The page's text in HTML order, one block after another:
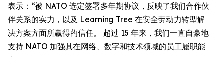
表示：“被 NATO 选定签署多年期协议，反映了我们合作伙
伴关系的实力，以及 Learning Tree 在安全劳动力转型解
决方案方面所赢得的信任。 超过 15 年来，我们一直自豪地
支持 NATO 加强其在网络、数字和技术领域的员工履职能